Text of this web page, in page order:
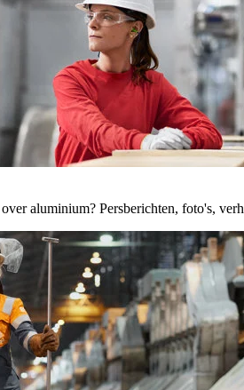
aluminium? Persberichten, foto's,